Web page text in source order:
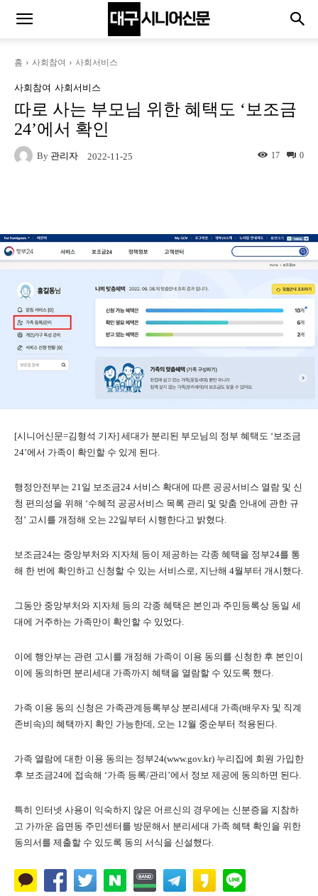
홈 사회참여 사회서비스
사회참여 사회서비스
따로 사는 부모님 위한 혜택도 ‘보조금
24’에서 확인
By 관리자 2022-11-25 0
17
[시니어신문=김형석 기자] 세대가 분리된 부모님의 정부 혜택도 ‘보조금
24’에서 가족이 확인할 수 있게 된다.
행정안전부는 21일 보조금24 서비스 확대에 따른 공공서비스 열람 및 신
청 편의성을 위해 ‘수혜적 공공서비스 목록 관리 및 맞춤 안내에 관한 규
정’ 고시를 개정해 오는 22일부터 시행한다고 밝혔다.
보조금24는 중앙부처와 지자체 등이 제공하는 각종 혜택을 정부24를 통
해 한 번에 확인하고 신청할 수 있는 서비스로, 지난해 4월부터 개시했다.
그동안 중앙부처와 지자체 등의 각종 혜택은 본인과 주민등록상 동일 세
대에 거주하는 가족만이 확인할 수 있었다.
이에 행안부는 관련 고시를 개정해 가족이 이용 동의를 신청한 후 본인이
이에 동의하면 분리세대 가족까지 혜택을 열람할 수 있도록 했다.
가족 이용 동의 신청은 가족관계등록부상 분리세대 가족(배우자 및 직계
존비속)의 혜택까지 확인 가능한데, 오는 12월 중순부터 적용된다.
가족 열람에 대한 이용 동의는 정부24(www.gov.kr) 누리집에 회원 가입한
후 보조금24에 접속해 ‘가족 등록/관리’에서 정보 제공에 동의하면 된다.
특히 인터넷 사용이 익숙하지 않은 어르신의 경우에는 신분증을 지참하
고 가까운 읍면동 주민센터를 방문해서 분리세대 가족 혜택 확인을 위한
동의서를 제출할 수 있도록 동의 서식을 신설했다.